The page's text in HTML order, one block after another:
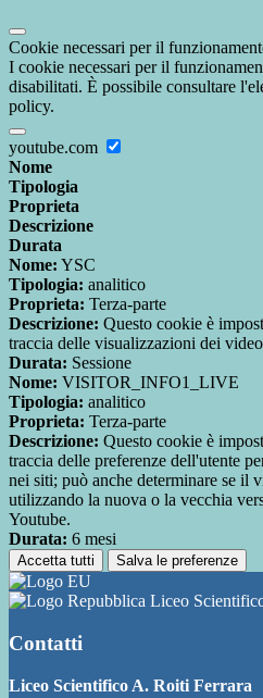
Cookie necessari per il
I cookie necessari per il
disabilitati. È possibile consultare
policy.
youtube.com
Nome
Tipologia
Proprieta
Descrizione
Durata
Nome: YSC
Tipologia: analitico
Proprieta: Terza-parte
Descrizione: Questo cookie è
traccia delle visualizzazioni dei
Durata: Sessione
Nome: VISITOR_INFO1_LIVE
Tipologia: analitico
Proprieta: Terza-parte
Descrizione: Questo cookie è
traccia delle preferenze dell'utente
nei siti; può anche determinare se il
utilizzando la nuova o la vecchia
Youtube.
Durata: 6 mesi
Accetta tutti Salva le preferenze
Liceo
Contatti
Liceo Scientifico A. Roiti Ferrara